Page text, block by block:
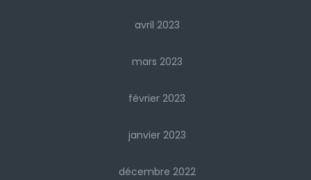
avril 2023
mars 2023
février 2023
janvier 2023
décembre 2022